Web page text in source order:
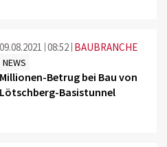
09.08.2021 08:52 BAUBRANCHE
NEWS
Millionen-Betrug bei Bau von
Lötschberg-Basistunnel